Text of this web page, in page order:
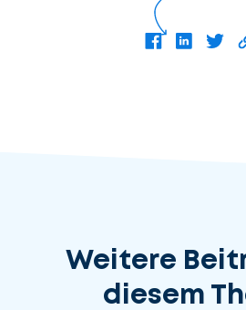
Weitere
diesem